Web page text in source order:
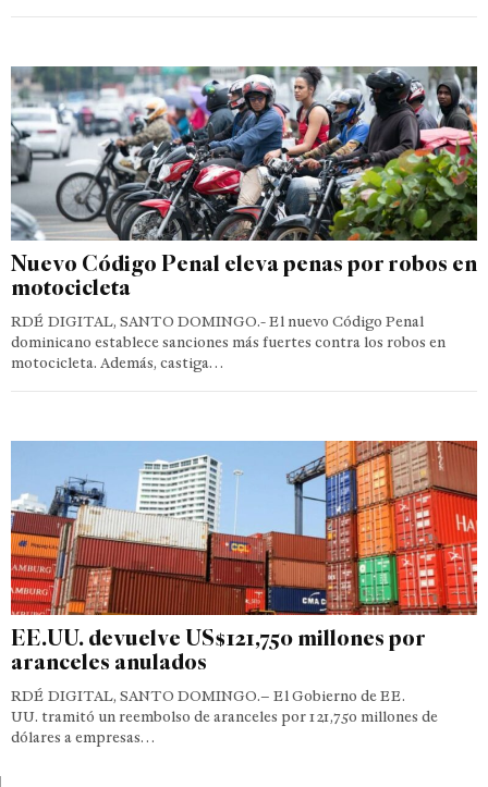
Nuevo Código Penal eleva penas por robos en
motocicleta
RDÉ DIGITAL, SANTO DOMINGO.- El nuevo Código Penal
dominicano establece sanciones más fuertes contra los robos en
motocicleta. Además, castiga…
EE.UU. devuelve US$121,750 millones por
aranceles anulados
RDÉ DIGITAL, SANTO DOMINGO.– El Gobierno de EE.
UU. tramitó un reembolso de aranceles por 121,750 millones de
dólares a empresas…